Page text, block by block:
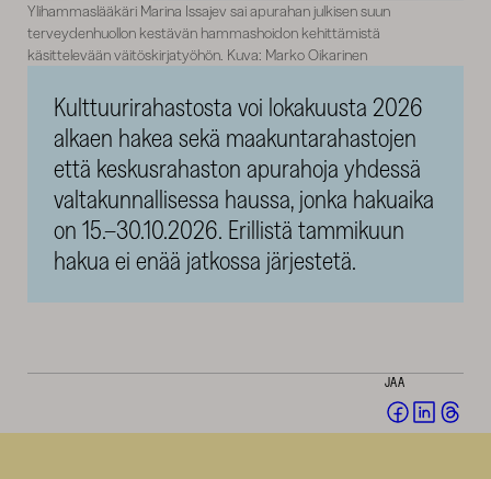
Ylihammaslääkäri Marina Issajev sai apurahan julkisen suun
terveydenhuollon kestävän hammashoidon kehittämistä
käsittelevään väitöskirjatyöhön. Kuva: Marko Oikarinen
Kulttuurirahastosta voi lokakuusta 2026
alkaen hakea sekä maakuntarahastojen
että keskusrahaston apurahoja yhdessä
valtakunnallisessa haussa, jonka hakuaika
on 15.–30.10.2026. Erillistä tammikuun
hakua ei enää jatkossa järjestetä.
JAA
Jaa Jaa